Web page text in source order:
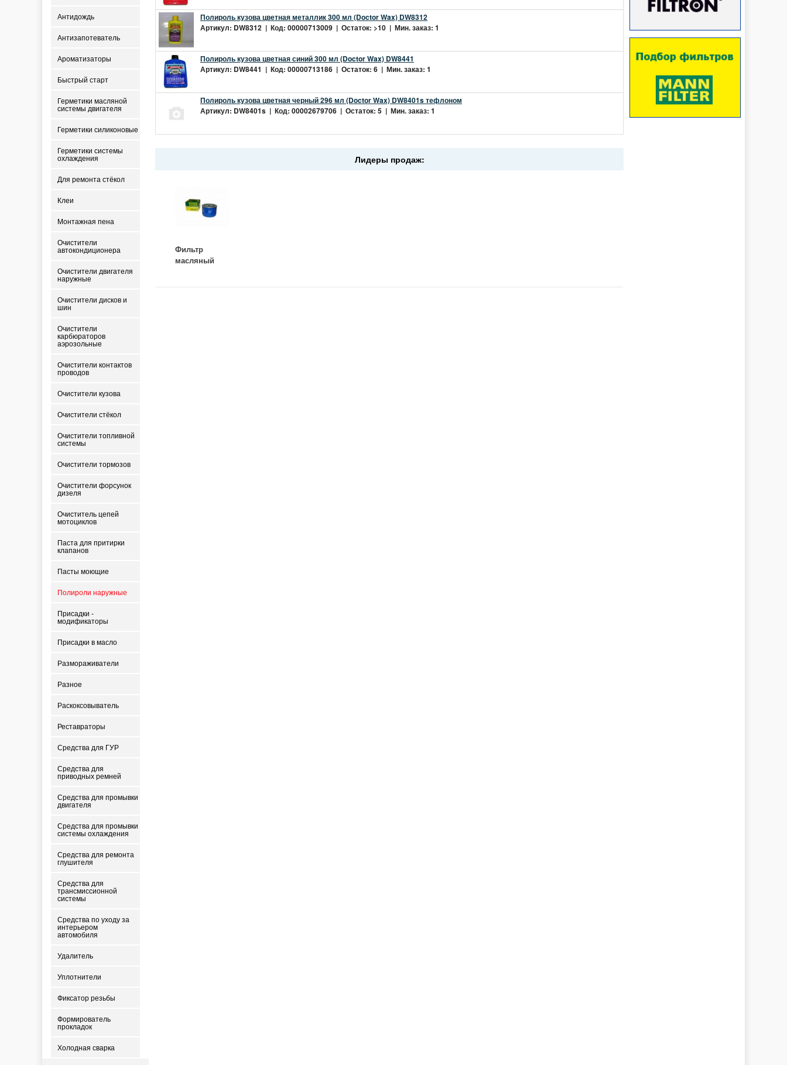
Антидождь
Антизапотеватель
Ароматизаторы
Быстрый старт
Герметики масляной
системы двигателя
Герметики силиконовые
Герметики системы
охлаждения
Для ремонта стёкол
Клеи
Монтажная пена
Очистители
автокондиционера
Очистители двигателя
наружные
Очистители дисков и
шин
Очистители
карбюраторов
аэрозольные
Очистители контактов
проводов
Очистители кузова
Очистители стёкол
Очистители топливной
системы
Очистители тормозов
Очистители форсунок
дизеля
Очиститель цепей
мотоциклов
Паста для притирки
клапанов
Пасты моющие
Полироли наружные
Присадки -
модификаторы
Присадки в масло
Размораживатели
Разное
Раскоксовыватель
Реставраторы
Средства для ГУР
Средства для
приводных ремней
Средства для промывки
двигателя
Средства для промывки
системы охлаждения
Средства для ремонта
глушителя
Средства для
трансмиссионной
системы
Средства по уходу за
интерьером
автомобиля
Удалитель
Уплотнители
Фиксатор резьбы
Формирователь
прокладок
Холодная сварка
Полироль кузова цветная металлик 300 мл (Doctor Wax) DW8312
Артикул: DW8312 | Код: 00000713009 | Остаток: >10 | Мин. заказ: 1
Полироль кузова цветная синий 300 мл (Doctor Wax) DW8441
Артикул: DW8441 | Код: 00000713186 | Остаток: 6 | Мин. заказ: 1
Полироль кузова цветная черный 296 мл (Doctor Wax) DW8401s тефлоном
Артикул: DW8401s | Код: 00002679706 | Остаток: 5 | Мин. заказ: 1
Лидеры продаж:
Фильтр
масляный